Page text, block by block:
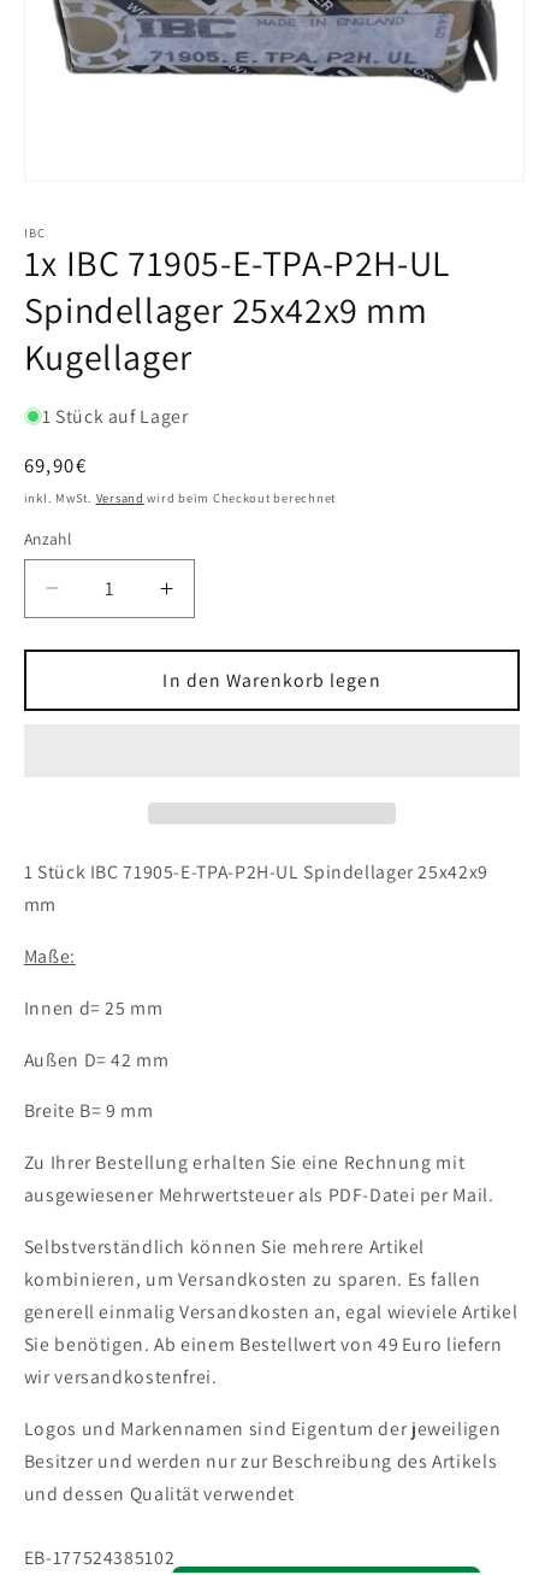
IBC
1x IBC 71905-E-TPA-P2H-UL
Spindellager 25x42x9 mm
Kugellager
1 Stück auf Lager
Normaler
Preis
69,90€
inkl. MwSt. Versand wird beim Checkout berechnet
Anzahl
Verringere
die
Menge
1x
UL
25x42x9
mm
Kugellager
Erhöhe
die
Menge
für
1x
TPA-
UL
In den Warenkorb legen
1 Stück IBC 71905-E-TPA-P2H-UL Spindellager 25x42x9
mm
Maße:
Innen d= 25 mm
Außen D= 42 mm
Breite B= 9 mm
Zu Ihrer Bestellung erhalten Sie eine Rechnung mit
ausgewiesener Mehrwertsteuer als PDF-Datei per Mail.
Selbstverständlich können Sie mehrere Artikel
kombinieren, um Versandkosten zu sparen. Es fallen
generell einmalig Versandkosten an, egal wieviele Artikel
Sie benötigen.Ab einem Bestellwert von 49 Euro liefern
wir versandkostenfrei.
Logos und Markennamen sind Eigentum der jeweiligen
Besitzer und werden nur zur Beschreibung des Artikels
und dessen Qualität verwendet
SKU:
EB-177524385102